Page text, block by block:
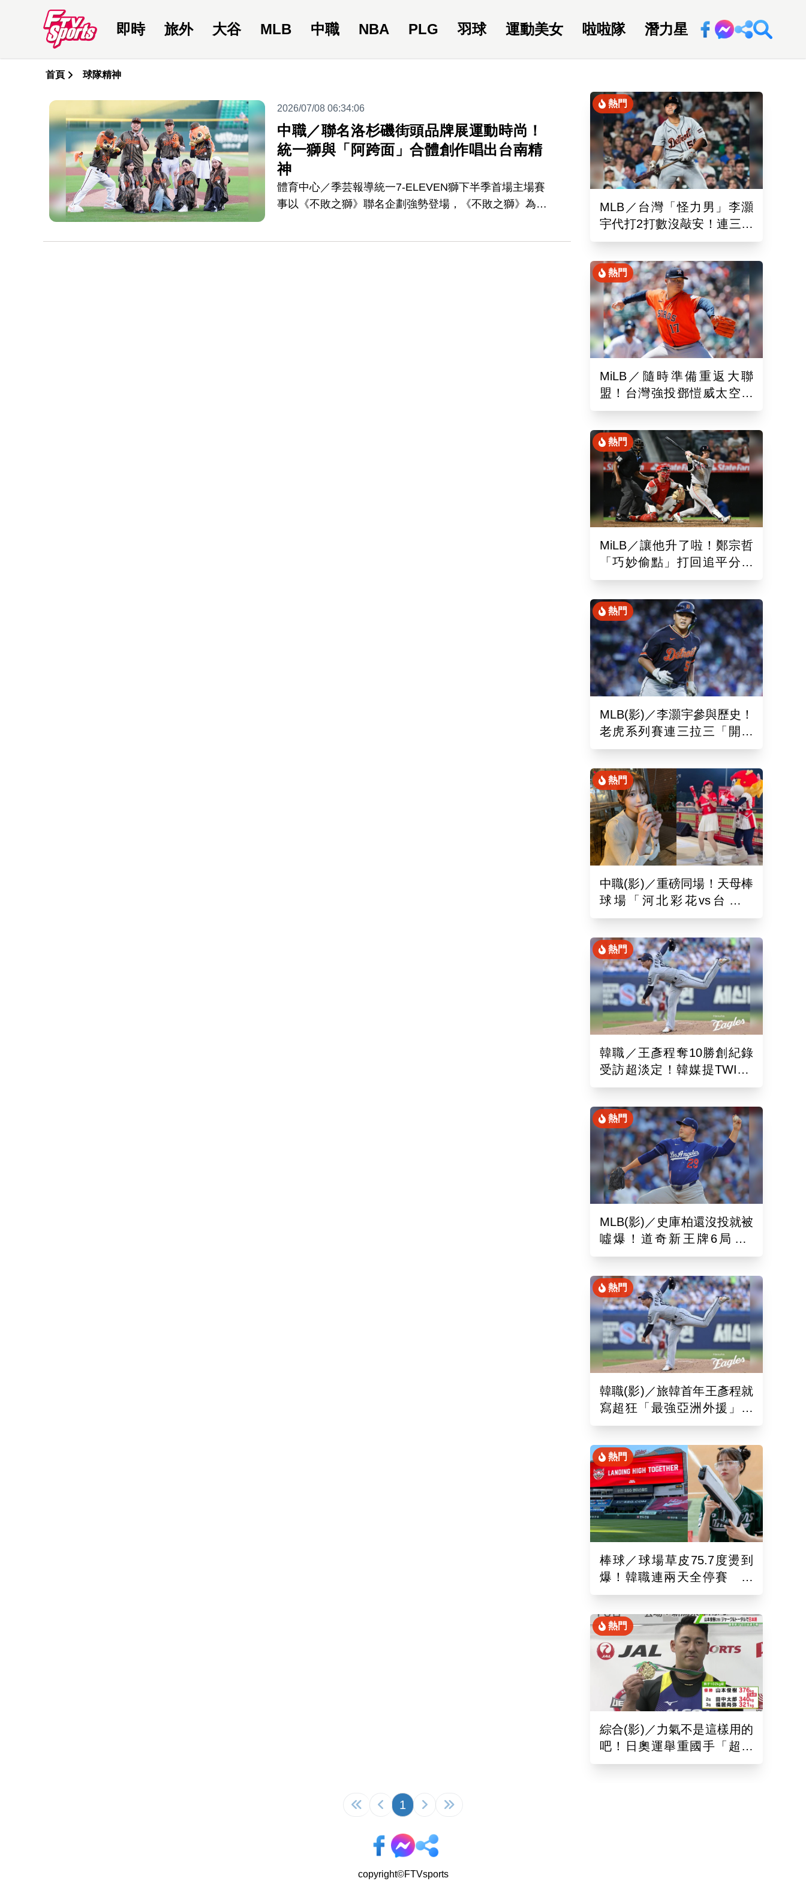
即時 旅外 大谷 MLB 中職 NBA PLG 羽球 運動美女 啦啦隊 潛力星 回新聞網
首頁 球隊精神
2026/07/08 06:34:06
中職／聯名洛杉磯街頭品牌展運動時尚！
統一獅與「阿跨面」合體創作唱出台南精
神
體育中心／季芸報導統一7-ELEVEN獅下半季首場主場賽
事以《不敗之獅》聯名企劃強勢登場，《不敗之獅》為和
熱門
MLB／台灣「怪力男」李灝
宇代打2打數沒敲安！連三場
坐板凳 老虎11:0完封水手
熱門
MiLB／隨時準備重返大聯
盟！台灣強投鄧愷威太空人
3A登板後援1.2局飆3K
熱門
MiLB／讓他升了啦！鄭宗哲
「巧妙偷點」打回追平分助
隊以10比4大勝
熱門
MLB(影)／李灝宇參與歷史！
老虎系列賽連三拉三「開對
手魯閣」追平130年偉業
熱門
中職(影)／重磅同場！天母棒
球場「河北彩花vs台北彩
華」網挺：30年前彩華不輸
熱門
韓職／王彥程奪10勝創紀錄
受訪超淡定！韓媒提TWICE
娜璉笑開懷網友全笑翻
熱門
MLB(影)／史庫柏還沒投就被
噓爆！道奇新王牌6局失2
分 交易後首秀吞第六敗
熱門
韓職(影)／旅韓首年王彥程就
寫超狂「最強亞洲外援」紀
錄！6局飆7K奪單季第10勝
熱門
棒球／球場草皮75.7度燙到
爆！韓職連兩天全停賽 工
作人員、球迷頻傳熱傷害
熱門
綜合(影)／力氣不是這樣用的
吧！日奧運舉重國手「超商
偷雞蛋」被活逮把店員推到
1
copyright©FTVsports